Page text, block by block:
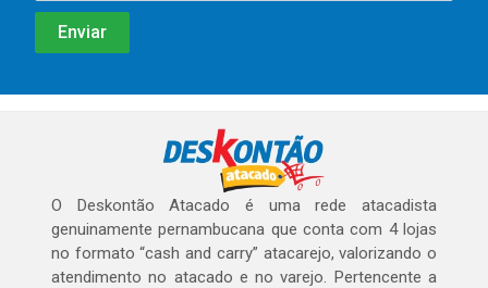
O Deskontão Atacado é uma rede atacadista
genuinamente pernambucana que conta com 4 lojas
no formato “cash and carry” atacarejo, valorizando o
atendimento no atacado e no varejo. Pertencente a